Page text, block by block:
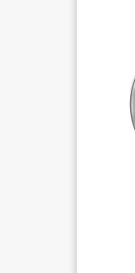
de
Guide
env.
: 0 à
5600 K